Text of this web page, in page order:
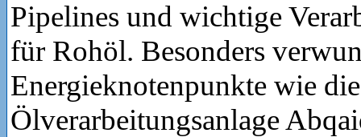
Pipelines und wichtige
für Rohöl. Besonders
Energieknotenpunkte wie die
Ölverarbeitungsanlage